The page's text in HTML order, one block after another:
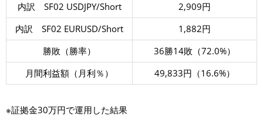
内訳 SF02 USDJPY/Short
2,909円
内訳 SF02 EURUSD/Short
1,882円
勝敗（勝率）
36勝14敗（72.0%）
月間利益額（月利％）
49,833円（16.6%）
※証拠金30万円で運用した結果